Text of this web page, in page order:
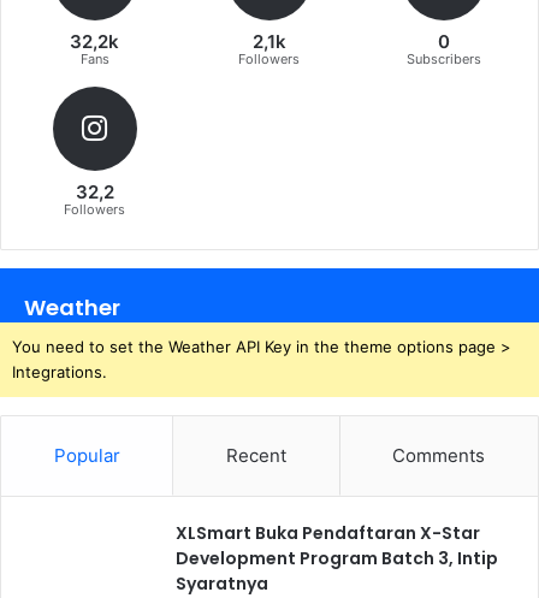
32,2k
Fans
2,1k
Followers
0
Subscribers
32,2
Followers
Weather
You need to set the Weather API Key in the theme options page >
Integrations.
Popular Recent Comments
XLSmart Buka Pendaftaran X-Star
Development Program Batch 3, Intip
Syaratnya